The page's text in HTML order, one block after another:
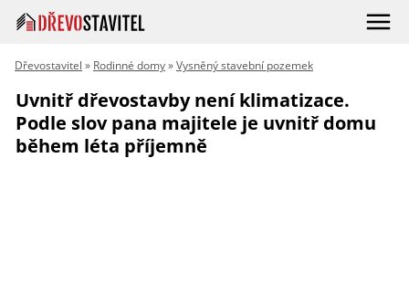
Dřevostavitel » Rodinné domy»Vysněný stavební pozemek
Uvnitř dřevostavby není klimatizace.
Podle slov pana majitele je uvnitř domu
během léta příjemně